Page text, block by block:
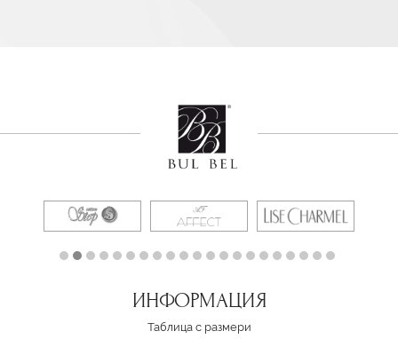
ИНФОРМАЦИЯ
Таблица с размери